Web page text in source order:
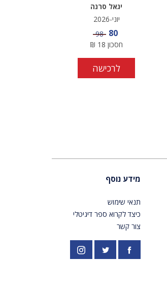
יגאל סרנה
יוני-2026
מחיר מבצע
80 מחיר
98
חסכון 18
₪
לרכישה
מידע נוסף
תנאי שימוש
כיצד לקרוא ספר דיגיטלי
צור קשר
פייסבוק PardesPublish
אינסטגרם